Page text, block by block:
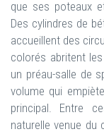
que ses poteaux
Des cylindres de
accueillent des
colorés abritent
un préau-salle de
volume qui
principal. Entre
naturelle venue du